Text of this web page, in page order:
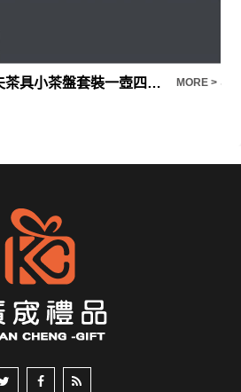
禮品推薦整套旅行功夫茶具小茶盤套裝一壺四杯快客杯汝窯陶瓷茶壺杯便攜包 MORE > 不